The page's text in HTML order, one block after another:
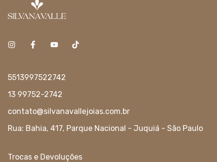
5513997522742
13 99752-2742
contato@silvanavallejoias.com.br
Rua: Bahia, 417, Parque Nacional - Juquiá - São Paulo
Trocas e Devoluções